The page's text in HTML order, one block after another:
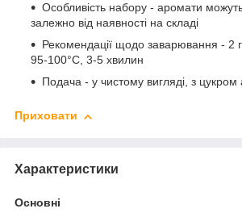
Особливість набору - аромати
залежно від наявності на складі
Рекомендації щодо заварювання - 2
95-100°C, 3-5 хвилин
Подача - у чистому вигляді, з
Приховати
Характеристики
Основні